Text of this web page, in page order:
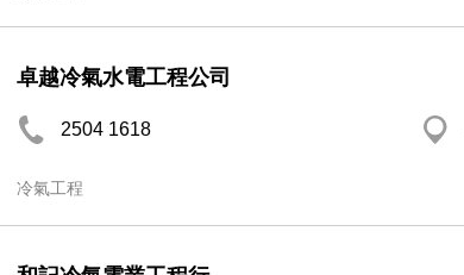
卓越冷氣水電工程公司
2504 1618
冷氣工程